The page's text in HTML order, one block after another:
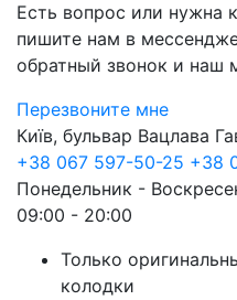
Есть вопрос или нужна
пишите нам в
обратный звонок и наш
Перезвоните мне
Київ, бульвар Вацлава
+38 067 597-50-25 +38
Понедельник -
09:00 - 20:00
Только
колодки